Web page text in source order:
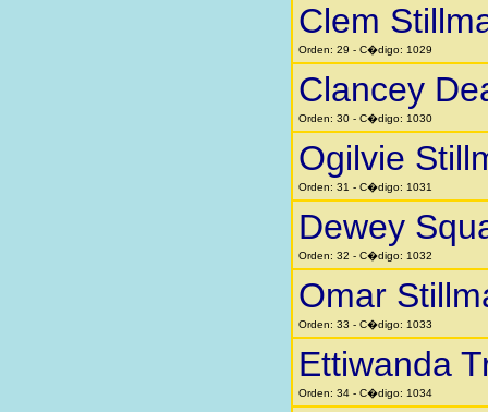
Clem
Orden: 29 - C�digo: 1029
Clancey
Orden: 30 - C�digo: 1030
Ogilvie
Orden: 31 - C�digo: 1031
Dewey
Orden: 32 - C�digo: 1032
Omar
Orden: 33 - C�digo: 1033
Ettiwanda
Orden: 34 - C�digo: 1034